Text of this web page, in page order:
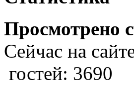
Просмотрено
Сейчас на
гостей: 3690